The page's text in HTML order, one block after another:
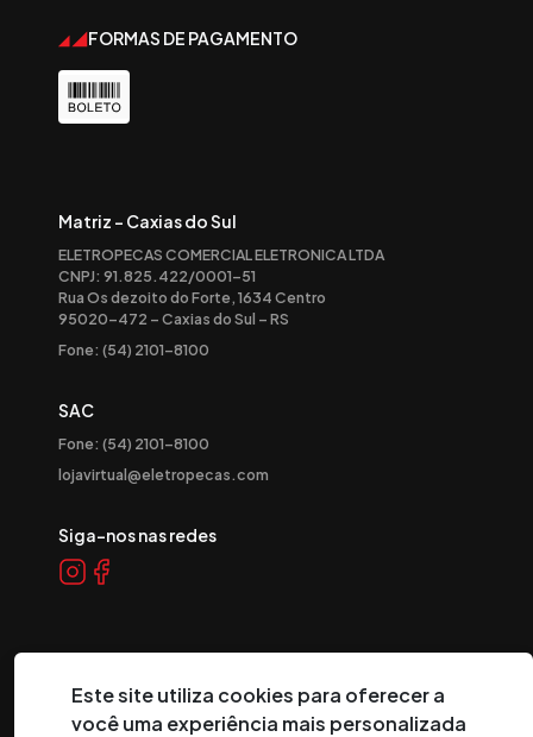
FORMAS DE PAGAMENTO
Matriz - Caxias do Sul
ELETROPECAS COMERCIAL ELETRONICA LTDA
CNPJ: 91.825.422/0001-51
Rua Os dezoito do Forte, 1634 Centro
95020-472 – Caxias do Sul – RS
Fone: (54) 2101-8100
SAC
Fone: (54) 2101-8100
lojavirtual@eletropecas.com
Siga-nos nas redes
Este site utiliza cookies para oferecer a
você uma experiência mais personalizada